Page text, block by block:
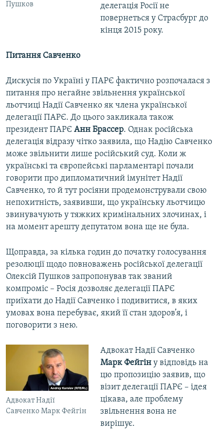
Пушков
делегація Росії не
повернеться у Страсбург до
кінця 2015 року.
Питання Савченко
Дискусія по Україні у ПАРЄ фактично розпочалася з
питання про негайне звільнення української
льотчиці Надії Савченко як члена української
делегації ПАРЄ. До цього закликала також
президент ПАРЄ Анн Брассер. Однак російська
делегація відразу чітко заявила, що Надію Савченко
може звільнити лише російський суд. Коли ж
українські та європейські парламентарі почали
говорити про дипломатичний імунітет Надії
Савченко, то й тут росіяни продемонстрували свою
непохитність, заявивши, що українську льотчицю
звинувачують у тяжких кримінальних злочинах, і
на момент арешту депутатом вона ще не була.
Щоправда, за кілька годин до початку голосування
резолюції щодо повноважень російської делегації
Олексій Пушков запропонував так званий
компроміс – Росія дозволяє делегації ПАРЄ
приїхати до Надії Савченко і подивитися, в яких
умовах вона перебуває, який її стан здоров’я, і
поговорити з нею.
Адвокат Надії
Савченко Марк Фейгін
Адвокат Надії Савченко
Марк Фейгіну відповідь на
цю пропозицію заявив, що
візит делегації ПАРЄ – ідея
цікава, але проблему
звільнення вона не
вирішує.